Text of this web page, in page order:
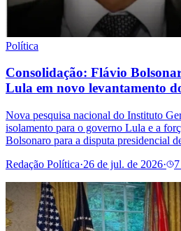
Política
Consolidação: Flávio
Lula em novo levantamento
Nova pesquisa nacional do Instituto
isolamento para o governo Lula e a
Bolsonaro para a disputa presidencial
Redação Política·26 de jul. de 2026·